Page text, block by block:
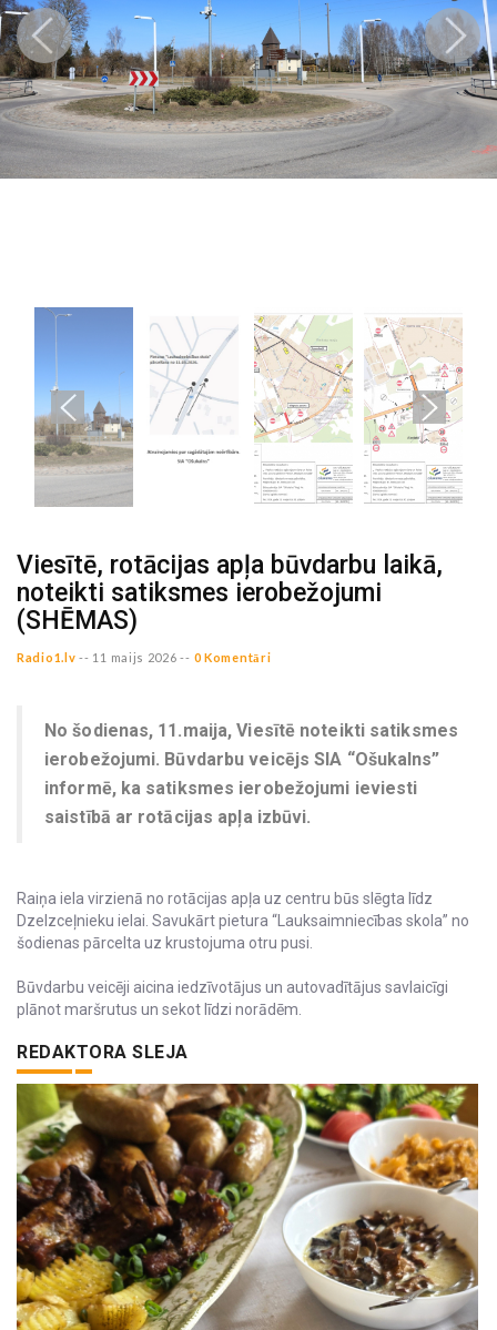
Viesītē, rotācijas apļa būvdarbu laikā,
noteikti satiksmes ierobežojumi
(SHĒMAS)
Radio1.lv -- 11 maijs 2026 -- 0 Komentāri
No šodienas, 11.maija, Viesītē noteikti satiksmes
ierobežojumi. Būvdarbu veicējs SIA “Ošukalns”
informē, ka satiksmes ierobežojumi ieviesti
saistībā ar rotācijas apļa izbūvi.
Raiņa iela virzienā no rotācijas apļa uz centru būs slēgta līdz
Dzelzceļnieku ielai. Savukārt pietura “Lauksaimniecības skola” no
šodienas pārcelta uz krustojuma otru pusi.
Būvdarbu veicēji aicina iedzīvotājus un autovadītājus savlaicīgi
plānot maršrutus un sekot līdzi norādēm.
REDAKTORA SLEJA